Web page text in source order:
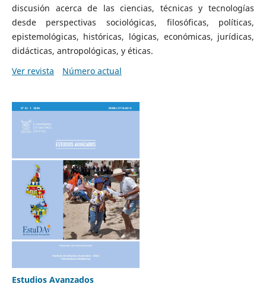
discusión acerca de las ciencias, técnicas y tecnologías
desde perspectivas sociológicas, filosóficas, políticas,
epistemológicas, históricas, lógicas, económicas, jurídicas,
didácticas, antropológicas, y éticas.
Ver revista
Número actual
Estudios Avanzados